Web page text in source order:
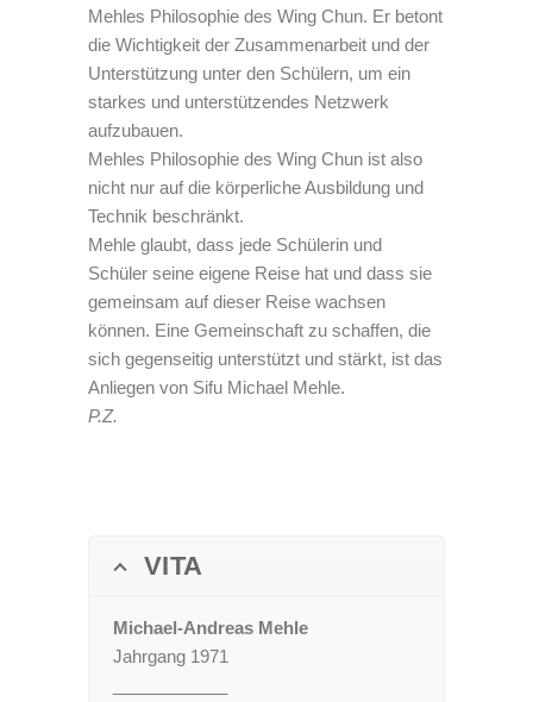
Mehles Philosophie des Wing Chun. Er betont
die Wichtigkeit der Zusammenarbeit und der
Unterstützung unter den Schülern, um ein
starkes und unterstützendes Netzwerk
aufzubauen.
Mehles Philosophie des Wing Chun ist also
nicht nur auf die körperliche Ausbildung und
Technik beschränkt.
Mehle glaubt, dass jede Schülerin und
Schüler seine eigene Reise hat und dass sie
gemeinsam auf dieser Reise wachsen
können. Eine Gemeinschaft zu schaffen, die
sich gegenseitig unterstützt und stärkt, ist das
Anliegen von Sifu Michael Mehle.
P.Z.
VITA
Michael-Andreas Mehle
Jahrgang 1971